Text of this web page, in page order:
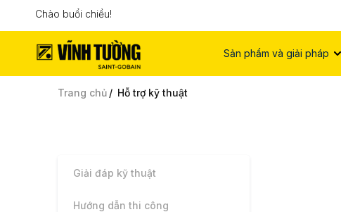
Sản phẩm và giải pháp
Chào buổi chiều!
Trang chủ Hỗ trợ kỹ thuật
Giải đáp kỹ thuật
Hướng dẫn thi công